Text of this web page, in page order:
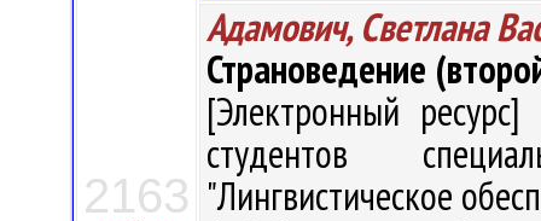
2163
Адамович, Светлана
Страноведение
[Электронный
студентов
"Лингвистическое